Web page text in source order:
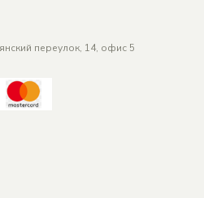
переулок, 14, офис 5